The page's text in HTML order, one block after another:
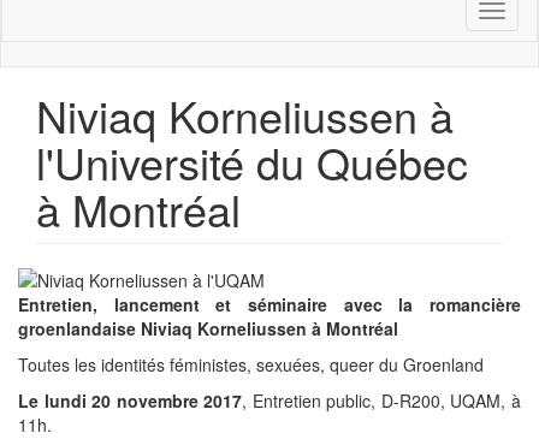
Niviaq Korneliussen à
l'Université du Québec
à Montréal
Entretien, lancement et séminaire avec la romancière
groenlandaise Niviaq Korneliussen à Montréal
Toutes les identités féministes, sexuées, queer du Groenland
Le lundi 20 novembre 2017, Entretien public, D-R200, UQAM, à
11h.